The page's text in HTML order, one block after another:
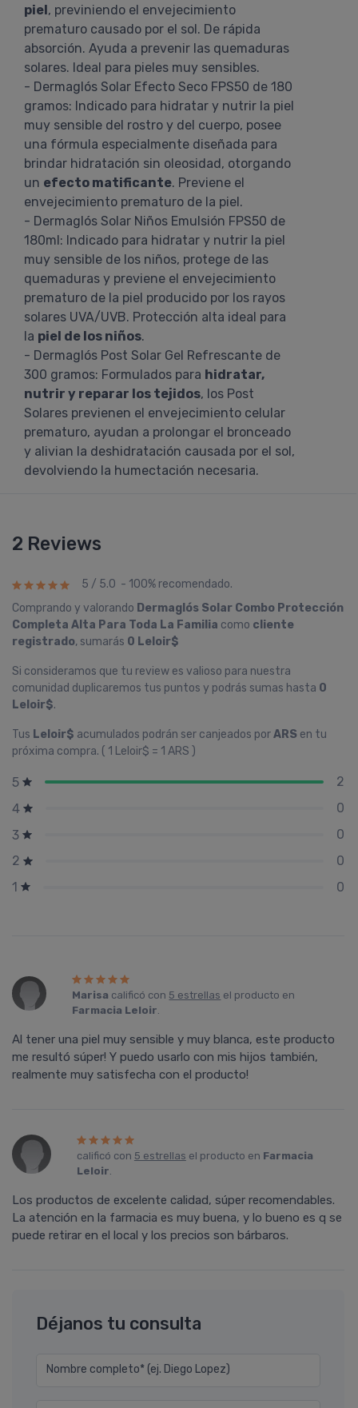
piel, previniendo el envejecimiento
prematuro causado por el sol. De rápida
absorción. Ayuda a prevenir las quemaduras
solares. Ideal para pieles muy sensibles.
- Dermaglós Solar Efecto Seco FPS50 de 180
gramos: Indicado para hidratar y nutrir la piel
muy sensible del rostro y del cuerpo, posee
una fórmula especialmente diseñada para
brindar hidratación sin oleosidad, otorgando
un efecto matificante. Previene el
envejecimiento prematuro de la piel.
- Dermaglós Solar Niños Emulsión FPS50 de
180ml: Indicado para hidratar y nutrir la piel
muy sensible de los niños, protege de las
quemaduras y previene el envejecimiento
prematuro de la piel producido por los rayos
solares UVA/UVB. Protección alta ideal para
la piel de los niños.
- Dermaglós Post Solar Gel Refrescante de
300 gramos: Formulados para hidratar,
nutrir y reparar los tejidos, los Post
Solares previenen el envejecimiento celular
prematuro, ayudan a prolongar el bronceado
y alivian la deshidratación causada por el sol,
devolviendo la humectación necesaria.
2 Reviews
5 / 5.0 - 100% recomendado.
Comprando y valorando Dermaglós Solar Combo Protección
Completa Alta Para Toda La Familia como cliente
registrado, sumarás 0 Leloir$
Si consideramos que tu review es valioso para nuestra
comunidad duplicaremos tus puntos y podrás sumas hasta 0
Leloir$.
Tus Leloir$ acumulados podrán ser canjeados porARS en tu
próxima compra. ( 1 Leloir$ = 1 ARS )
5
2
4
0
3
0
2
0
1
0
Marisa calificó con 5 estrellas el producto en
Farmacia Leloir.
Al tener una piel muy sensible y muy blanca, este producto
me resultó súper! Y puedo usarlo con mis hijos también,
realmente muy satisfecha con el producto!
calificó con 5 estrellas el producto en Farmacia
Leloir.
Los productos de excelente calidad, súper recomendables.
La atención en la farmacia es muy buena, y lo bueno es q se
puede retirar en el local y los precios son bárbaros.
Déjanos tu consulta
Nombre completo* (ej. Diego Lopez)